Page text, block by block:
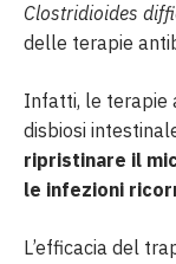
Clostridioides
delle terapie
Infatti, le terapie
disbiosi
ripristinare il
le infezioni
L’efficacia del